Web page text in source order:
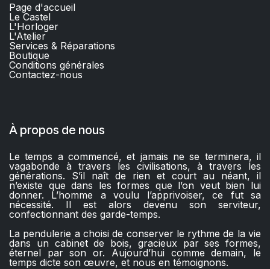
Page d'accueil
Le Castel
L'Horloger
L'Atelier
Services & Réparations
Boutique
Conditions générales
Contactez-nous​
À propos de nous
Le temps a commencé, et jamais ne se terminera, il
vagabonde à travers les civilisations, à travers les
générations. S’il naît de rien et court au néant, il
n’existe que dans les formes que l’on veut bien lui
donner. L’homme a voulu l’apprivoiser, ce fut sa
nécessité. Il est alors devenu son serviteur,
confectionnant des garde-temps.
La pendulerie a choisi de conserver le rythme de la vie
dans un cabinet de bois, gracieux par ses formes,
éternel par son or. Aujourd’hui comme demain, le
temps dicte son œuvre, et nous en témoignons.